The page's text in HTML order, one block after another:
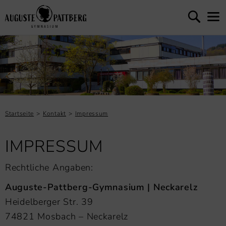
Startseite Kontakt Impressum
IMPRESSUM
Rechtliche Angaben:
Auguste-Pattberg-Gymnasium | Neckarelz
Heidelberger Str. 39
74821 Mosbach – Neckarelz